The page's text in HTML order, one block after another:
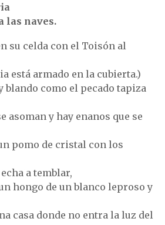
las naves.
su celda con el Toisón al
está armado en la cubierta.)
blando como el pecado tapiza
asoman y hay enanos que se
pomo de cristal con los
a temblar,
hongo de un blanco leproso y
casa donde no entra la luz del